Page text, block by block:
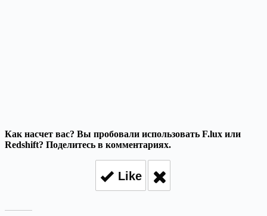
Как насчет вас? Вы пробовали использовать F.lux или
Redshift? Поделитесь в комментариях.
Like